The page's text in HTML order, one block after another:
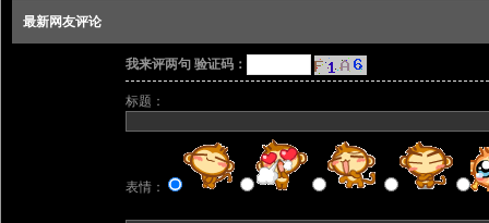
最新网友评论
我来评两句 验证码：
标题：
表情：